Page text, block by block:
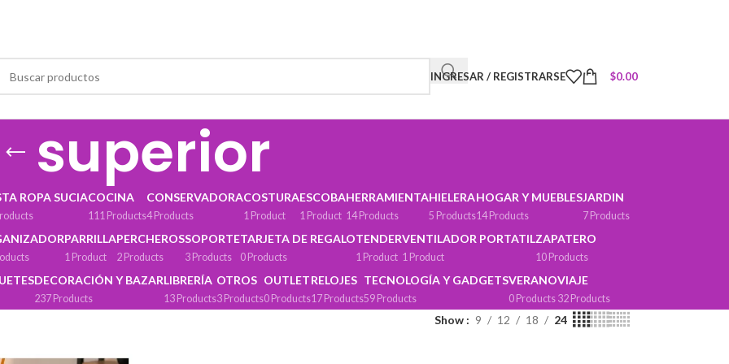
INGRESAR / REGISTRARSE $0.00
superior
ROPA SUCIACOCINA
111 Products
CONSERVADORA
4 Products
COSTURA
1 Product
ESCOBA
1 Product
HERRAMIENTA
14 Products
HIELERA
5 Products
HOGAR Y MUEBLES
14 Products
JARDIN
7 Products
PARRILLA
1 Product
PERCHEROS
2 Products
SOPORTE
3 Products
TARJETA DE REGALO
0 Products
TENDER
1 Product
VENTILADOR PORTATIL
1 Product
ZAPATERO
10 Products
DECORACIÓN Y BAZAR
237 Products
LIBRERÍA
13 Products
OTROS
3 Products
OUTLET
0 Products
RELOJES
17 Products
TECNOLOGÍA Y GADGETS
59 Products
VERANO
0 Products
VIAJE
32 Products
Show 9 12 18 24